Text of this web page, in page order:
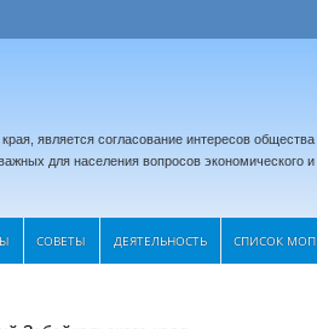
является согласование интересов общества
для населения вопросов экономического и
CОВЕТЫ ДЕЯТЕЛЬНОСТЬ СПИСОК МОП